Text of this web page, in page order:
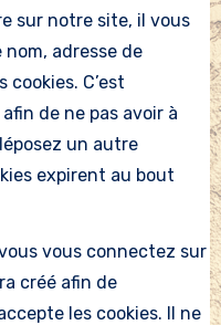
sur notre site, il vous
nom, adresse de
C’est
de ne pas avoir à
un autre
expirent au bout
vous connectez sur
créé afin de
les cookies. Il ne